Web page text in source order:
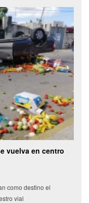
Video: Alcoholizado
Tras una persecución,
Publica (SSP) detuvieron a